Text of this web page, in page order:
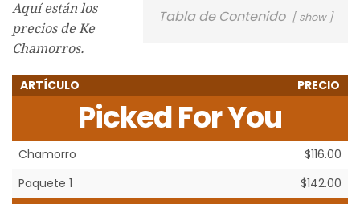
Tabla de Contenido show
Aquí están los
precios de Ke
Chamorros.
ARTÍCULO PRECIO
Picked For You
Chamorro
$116.00
Paquete 1
$142.00